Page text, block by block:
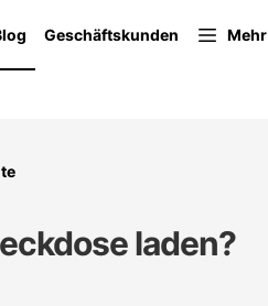
Geschäftskunden Mehr
laden?